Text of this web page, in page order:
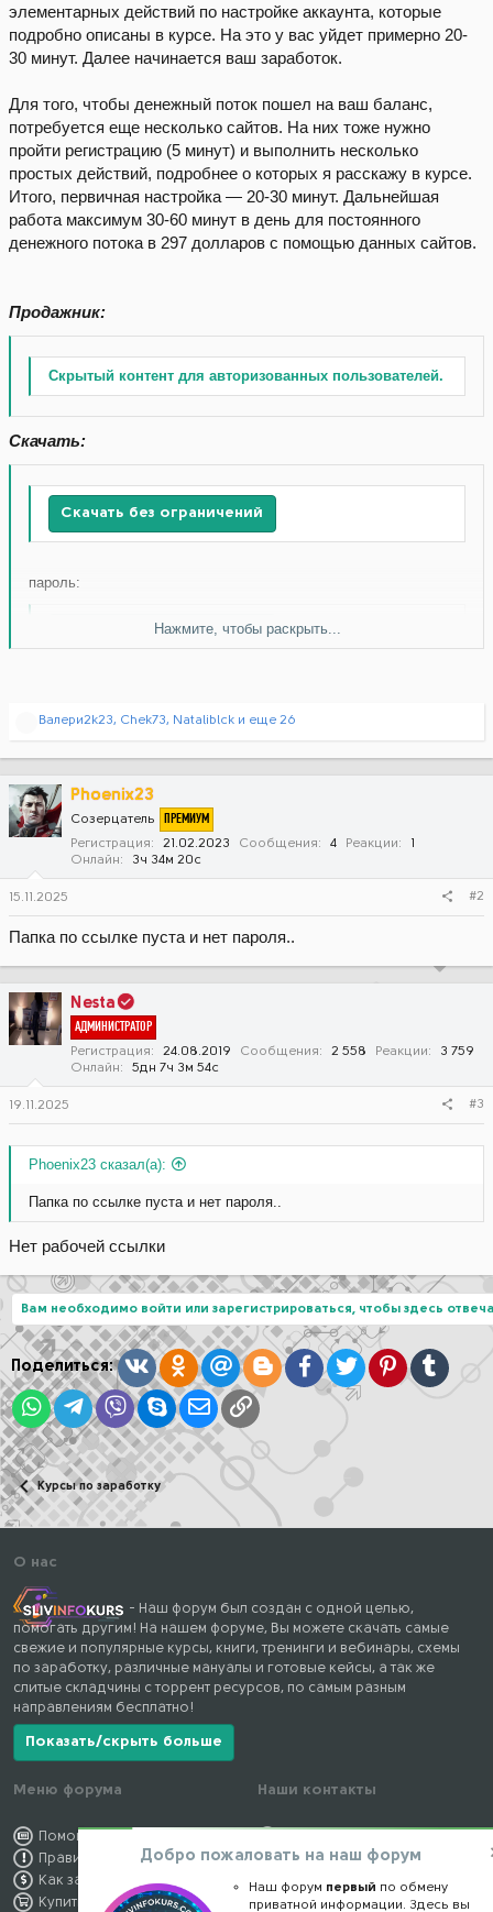
элементарных действий по настройке аккаунта, которые
подробно описаны в курсе. На это у вас уйдет примерно 20-
30 минут. Далее начинается ваш заработок.
Для того, чтобы денежный поток пошел на ваш баланс,
потребуется еще несколько сайтов. На них тоже нужно
пройти регистрацию (5 минут) и выполнить несколько
простых действий, подробнее о которых я расскажу в курсе.
Итого, первичная настройка — 20-30 минут. Дальнейшая
работа максимум 30-60 минут в день для постоянного
денежного потока в 297 долларов с помощью данных сайтов.
Продажник:
Скрытый контент для авторизованных пользователей.
Скачать:
Скачать без ограничений
пароль:
Скачать без ограничений
Нажмите, чтобы раскрыть...
Р
ц
и
и
Валери2k23, Chek73, Nataliblck и еще 26
Phoenix23
Созерцатель ПРЕМИУМ
Регистрация 21.02.2023 Сообщения 4 Реакции
1
Онлайн
3ч 34м 20с
15.11.2025 #2
Папка по ссылке пуста и нет пароля..
Nesta
АДМИНИСТРАТОР
Регистрация 24.08.2019 Сообщения 2 558 Реакции
3 759
Онлайн
5дн 7ч 3м 54с
19.11.2025 #3
Phoenix23 сказал(а):
Папка по ссылке пуста и нет пароля..
Нет рабочей ссылки
Вам необходимо войти или зарегистрироваться, чтобы здесь
Поделиться: ВконтактеОдноклассники
Mail.ruBloggerFacebook
TwitterPinterestTumblr
WhatsAppTelegram
ViberSkypeЭлектронная почта
Ссылка
Курсы по заработку
О нас
- Наш форум был создан с одной целью,
помогать другим! На нашем форуме, Вы можете скачать самые
свежие и популярные курсы, книги, тренинги и вебинары, схемы
по заработку, различные мануалы и готовые кейсы, а так же
слитые складчины с торрент ресурсов, по самым разным
направлениям бесплатно!
Показать/скрыть больше
Меню форума
Помощь по форуму
Правила форума
Как заработать
Купить премиум
Наши контакты
Обратная связь
Конфиденциальность
Правообладателям
Добро пожаловать на наш форум
Наш форум первый по обмену
приватной информации. Здесь вы